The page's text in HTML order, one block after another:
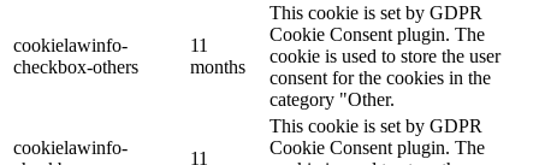
cookielawinfo-
checkbox-others
11
months
This cookie is set by GDPR
Cookie Consent plugin. The
cookie is used to store the user
consent for the cookies in the
category "Other.
cookielawinfo-
11
This cookie is set by GDPR
Cookie Consent plugin. The